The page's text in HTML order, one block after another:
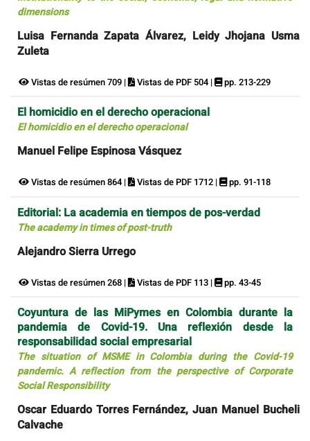
dimensions
Luisa Fernanda Zapata Álvarez, Leidy Jhojana Usma
Zuleta
Vistas de resúmen 709 | Vistas de PDF 504 | pp. 213-229
El homicidio en el derecho operacional
El homicidio en el derecho operacional
Manuel Felipe Espinosa Vásquez
Vistas de resúmen 864 | Vistas de PDF 1712 | pp. 91-118
Editorial: La academia en tiempos de pos-verdad
The academy in times of post-truth
Alejandro Sierra Urrego
Vistas de resúmen 268 | Vistas de PDF 113 | pp. 43-45
Coyuntura de las MiPymes en Colombia durante la
pandemia de Covid-19. Una reflexión desde la
responsabilidad social empresarial
The situation of MSME in Colombia during the Covid-19
pandemic. A reflection from the perspective of Corporate
Social Responsibility
Oscar Eduardo Torres Fernández, Juan Manuel Bucheli
Calvache